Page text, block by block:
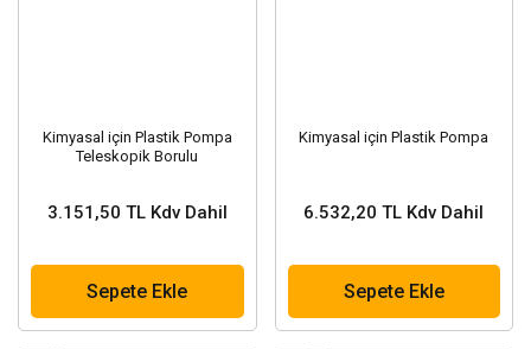
Kimyasal için Plastik Pompa
Teleskopik Borulu
3.151,50 TL Kdv Dahil
Sepete Ekle
Kimyasal için Plastik Pompa
6.532,20 TL Kdv Dahil
Sepete Ekle